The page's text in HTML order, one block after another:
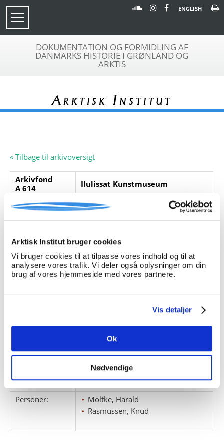
Arktisk Institut bruger cookies
Vi bruger cookies til at tilpasse vores indhold og til at
analysere vores trafik. Vi deler også oplysninger om din
brug af vores hjemmeside med vores partnere.
Vis detaljer
Ok
Nødvendige
ENGLISH
DOKUMENTATION OG FORMIDLING AF
DANMARKS HISTORIE I GRØNLAND OG
ARKTIS
Arktisk Institut
« Tilbage til arkivoversigt
Arkivfond
A 614
Ilulissat Kunstmuseum
Beskrivelse:
Original maskinskrevet artikel til
Berlingske Tidende, december 1931
om Harald Moltke af Knud
Giver:
Accessionsdato:
Klausuler:
Note:
Note eksisterer
Relaterede
kunst
kunstnere
Personer:
Moltke, Harald
Rasmussen, Knud